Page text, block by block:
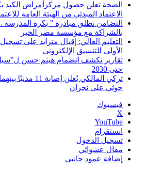
الصحة تعلن حصول مركزأمراض الكبد
الاعتماد المبدئي من الهيئة العامة
التضامن تطلق مبادرة ” بكرة
بالشراكة مع مؤسسة مصر الخير
التعليم العالي: إقبال متزايد على
الأولى للتنسيق الإلكتروني
تقارير تكشف انضمام هيثم حسن
حتى 2030
تركي المالكي يُعلن
حوثي على نجران
فيسبوك
‫X
‫YouTube
انستقرام
تسجيل الدخول
مقال عشوائي
إضافة عمود جانبي